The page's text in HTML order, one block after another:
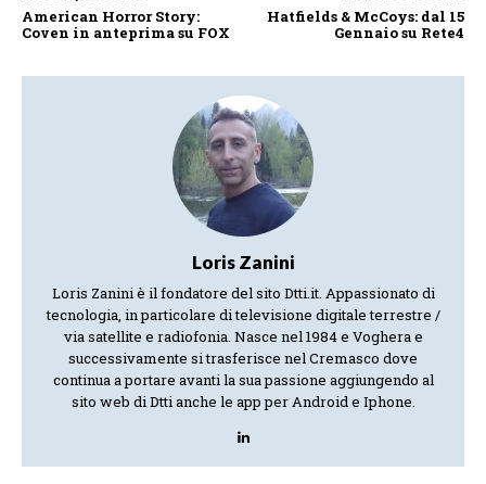
American Horror Story:
Coven in anteprima su FOX
Hatfields & McCoys: dal 15
Gennaio su Rete4
Loris Zanini
Loris Zanini è il fondatore del sito Dtti.it. Appassionato di
tecnologia, in particolare di televisione digitale terrestre /
via satellite e radiofonia. Nasce nel 1984 e Voghera e
successivamente si trasferisce nel Cremasco dove
continua a portare avanti la sua passione aggiungendo al
sito web di Dtti anche le app per Android e Iphone.